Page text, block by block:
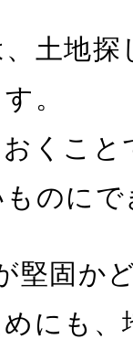
土地探
。
くこと
のに
堅固か
にも